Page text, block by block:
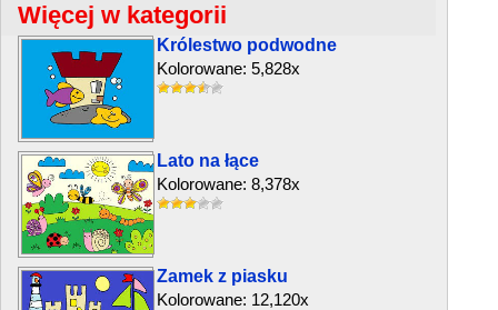
Więcej w kategorii
Królestwo podwodne
Kolorowane: 5,828x
Lato na łące
Kolorowane: 8,378x
Zamek z piasku
Kolorowane: 12,120x